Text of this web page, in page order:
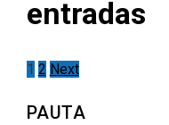
entradas
1 2 Next
PAUTA